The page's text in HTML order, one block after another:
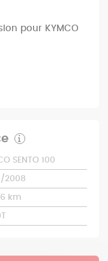
pour KYMCO
SENTO 100
2008
km